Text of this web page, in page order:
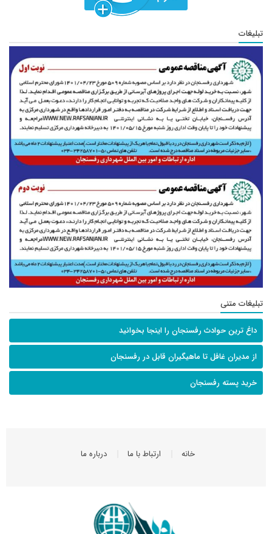
تبلیغات
تبلیغات متنی
داغ ترین حوادث رفسنجان را اینجا بخوانید
از مدیران غافل تا ماهیگیران قابل در رفسنجان
خرید پسته رفسنجان
خانه ارتباط با ما درباره ما